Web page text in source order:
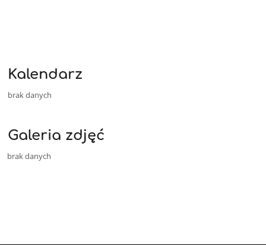
Kalendarz
brak danych
Galeria zdjęć
brak danych